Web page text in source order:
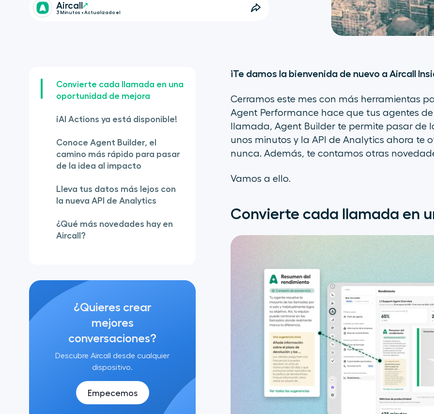
Aircall
3 Minutos • Actualizado el
Convierte cada llamada en una
oportunidad de mejora
¡AI Actions ya está disponible!
Conoce Agent Builder, el
camino más rápido para pasar
de la idea al impacto
Lleva tus datos más lejos con
la nueva API de Analytics
¿Qué más novedades hay en
Aircall?
¿Quieres crear
mejores
conversaciones?
Descubre Aircall desde cualquier
dispositivo.
Empecemos
¡Te damos la bienvenida de nuevo a Aircall
Cerramos este mes con más herramientas
Agent Performance hace que tus agentes
llamada, Agent Builder te permite pasar
unos minutos y la API de Analytics ahora te
nunca. Además, te contamos otras
Vamos a ello.
Convierte cada llamada en